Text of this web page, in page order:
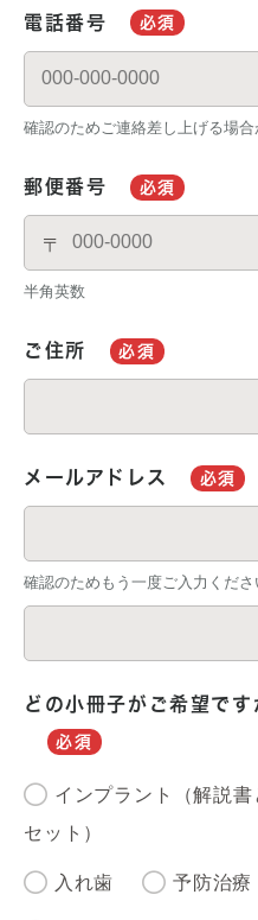
電話番号 必須
確認のためご連絡差し上げる場合
郵便番号 必須
〒
半角英数
ご住所 必須
メールアドレス 必須
確認のためもう一度ご入力くださ
どの小冊子がご希望です
必須
インプラント（解説
セット）
入れ歯 予防治療